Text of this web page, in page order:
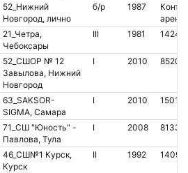
52_Нижний
Новгород, лично
б/р 1987
21_Четра,
Чебоксары
III 1981
52_СШОР № 12
Завылова, Нижний
Новгород
I 2010
63_SAKSOR-
SIGMA, Самара
I 2010
71_СШ "Юность" -
Павлова, Тула
I 2008
46_СШ№1 Курск,
Курск
II 1992